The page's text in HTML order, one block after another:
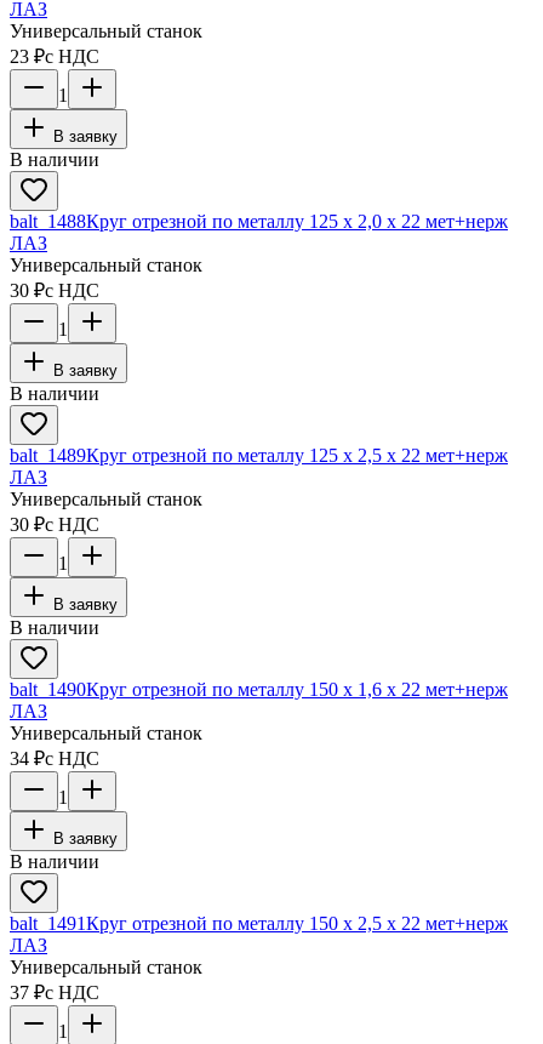
ЛАЗ
Универсальный станок
23 ₽с НДС
1
В заявку
В наличии
balt_1488Круг отрезной по металлу 125 х 2,0 х 22 мет+нерж
ЛАЗ
Универсальный станок
30 ₽с НДС
1
В заявку
В наличии
balt_1489Круг отрезной по металлу 125 х 2,5 х 22 мет+нерж
ЛАЗ
Универсальный станок
30 ₽с НДС
1
В заявку
В наличии
balt_1490Круг отрезной по металлу 150 х 1,6 х 22 мет+нерж
ЛАЗ
Универсальный станок
34 ₽с НДС
1
В заявку
В наличии
balt_1491Круг отрезной по металлу 150 х 2,5 х 22 мет+нерж
ЛАЗ
Универсальный станок
37 ₽с НДС
1